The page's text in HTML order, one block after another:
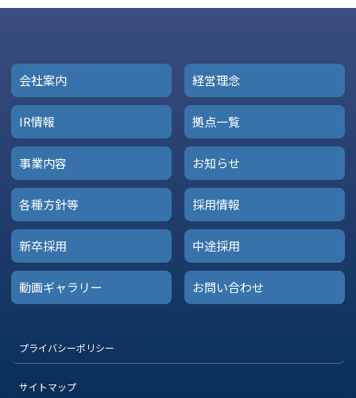
会社案内 経営理念
IR情報 拠点一覧
事業内容 お知らせ
各種方針等 採用情報
新卒採用 中途採用
動画ギャラリー お問い合わせ
プライバシーポリシー
サイトマップ